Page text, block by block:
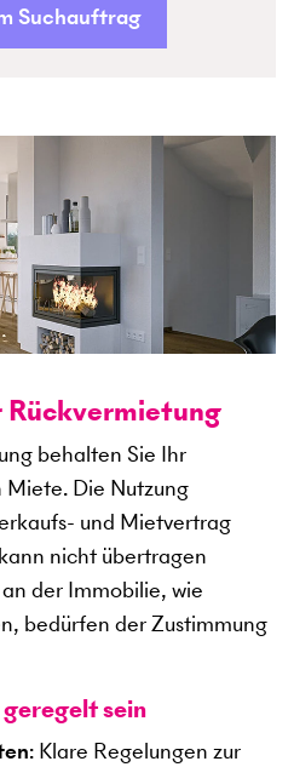
Suchauftrag
Rückvermietung
behalten Sie Ihr
Miete. Die Nutzung
und Mietvertrag
nicht übertragen
der Immobilie, wie
bedürfen der Zustimmung
sein
: Klare Regelungen zur